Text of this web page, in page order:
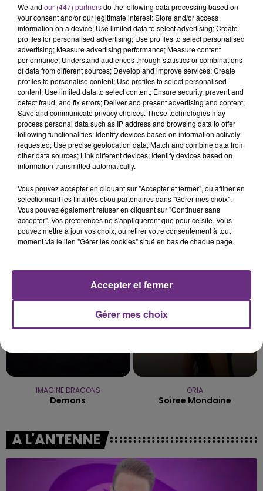
L'INSPECTION DU TRAVAIL RAPPELLE À
L'ORDRE SUR LES CONDITIONS DE...
Alors que les dates de début des vendange 2026
s'est avéré être plus précoce que prévu,
l'inspection du Travail en profite pour rappeler
les conditions de...
TITRES DIFFUSÉS
1h29
1h29
LADY GAGA
Bad Romance
1h26
1h26
VITAA
Ca Fait Mal
1h23
1h23
IMAGINE DRAGONS
Demons
1h20
1h20
ORIA
Soiree Mondaine
A L'ANTENNE
We and our (447) partnersdo the following data processing based on
your consent and/or our legitimate interest: Store and/or access
information on a device; Use limited data to select advertising; Create
profiles for personalised advertising; Use profiles to select personalised
advertising; Measure advertising performance; Measure content
performance; Understand audiences through statistics or combinations
of data from different sources; Develop and improve services; Create
profiles to personalise content; Use profiles to select personalised
content; Use limited data to select content; Ensure security, prevent and
detect fraud, and fix errors; Deliver and present advertising and content;
Save and communicate privacy choices. These technologies may
process personal data such as IP address and browsing data to offer
following functionalities: Identify devices based on information actively
requested; Use precise geolocation data; Match and combine data from
other data sources; Link different devices; Identify devices based on
information transmitted automatically.
Vous pouvez accepter en cliquant sur "Accepter et fermer", ou affiner en
sélectionnant les finalités et/ou partenaires dans "Gérer mes choix".
Vous pouvez également refuser en cliquant sur "Continuer sans
accepter". Vos préférences ne s'appliqueront que pour ce site. Vous
pouvez mettre à jour vos choix, ou retirer votre consentement à tout
moment via le lien "Gérer les cookies" situé en bas de chaque page.
Gérer mes choix
Accepter et fermer